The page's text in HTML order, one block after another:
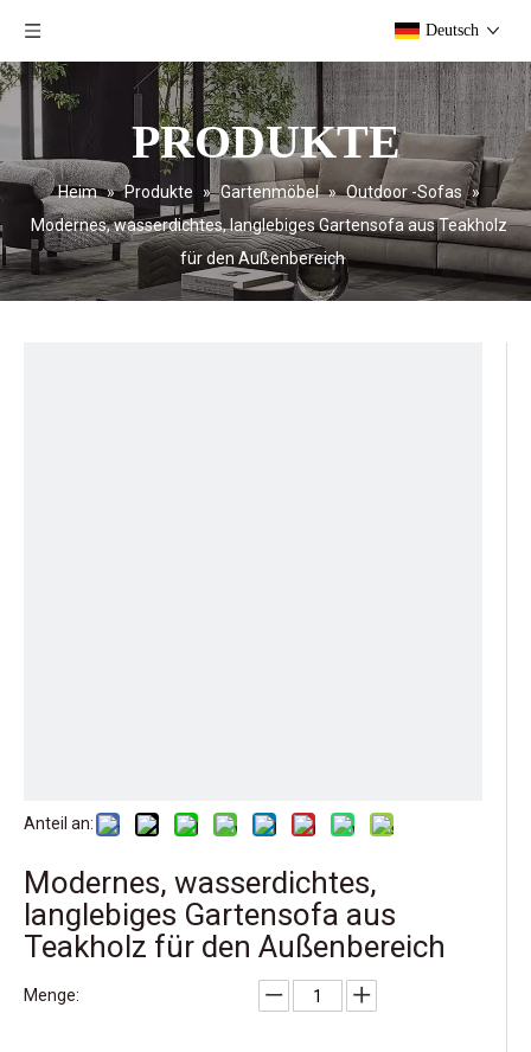
Deutsch
PRODUKTE
Heim » Produkte » Gartenmöbel » Outdoor -Sofas »
Modernes, wasserdichtes, langlebiges Gartensofa aus Teakholz
für den Außenbereich
Anteil an:
Modernes, wasserdichtes,
langlebiges Gartensofa aus
Teakholz für den Außenbereich
Menge: